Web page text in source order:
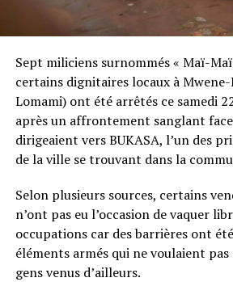
Sept miliciens surnommés « Maï-
certains dignitaires locaux à
Lomami) ont été arrêtés ce samedi
après un affrontement sanglant face
dirigeaient vers BUKASA, l’un des
de la ville se trouvant dans la
Selon plusieurs sources, certains
n’ont pas eu l’occasion de vaquer
occupations car des barrières ont
éléments armés qui ne voulaient
gens venus d’ailleurs.